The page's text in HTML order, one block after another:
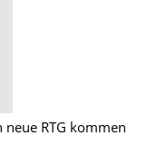
neue RTG kommen